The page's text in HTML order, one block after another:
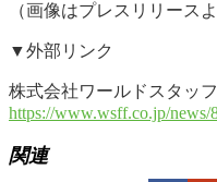
（画像はプレスリリースよ
▼外部リンク
株式会社ワールドスタッ
https://www.wsff.co.jp/news/
関連